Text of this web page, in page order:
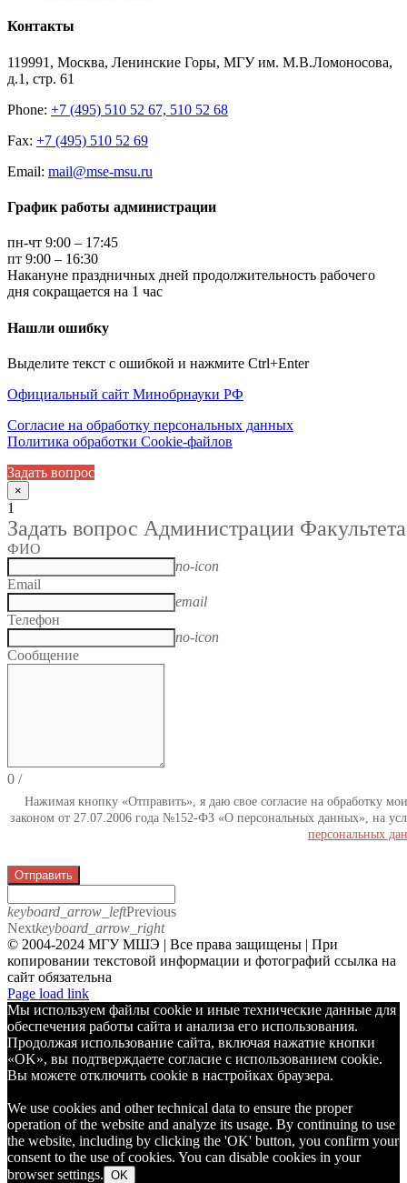
Контакты
119991, Москва, Ленинские Горы, МГУ им. М.В.Ломоносова,
д.1, стр. 61
Phone: +7 (495) 510 52 67, 510 52 68
Fax: +7 (495) 510 52 69
Email: mail@mse-msu.ru
График работы администрации
пн-чт 9:00 – 17:45
пт 9:00 – 16:30
Накануне праздничных дней продолжительность рабочего
дня сокращается на 1 час
Нашли ошибку
Выделите текст с ошибкой и нажмите Ctrl+Enter
Официальный сайт Минобрнауки РФ
Согласие на обработку персональных данных
Политика обработки Cookie-файлов
Задать вопрос
×
1
Задать вопрос Администрации Факультета
ФИО
no-icon
Email
email
Телефон
no-icon
Сообщение
0 /
Нажимая кнопку «Отправить», я даю свое согласие на обработку
законом от 27.07.2006 года №152-ФЗ «О персональных данных», на
персональных
Отправить
keyboard_arrow_leftPrevious
Nextkeyboard_arrow_right
© 2004-2024 МГУ МШЭ | Все права защищены | При
копировании текстовой информации и фотографий ссылка на
сайт обязательна
Telegram
Page load link
Мы используем файлы cookie и иные технические данные для
обеспечения работы сайта и анализа его использования.
Продолжая использование сайта, включая нажатие кнопки
«OK», вы подтверждаете согласие с использованием cookie.
Вы можете отключить cookie в настройках браузера.
We use cookies and other technical data to ensure the proper
operation of the website and analyze its usage. By continuing to use
the website, including by clicking the 'OK' button, you confirm your
consent to the use of cookies. You can disable cookies in your
browser settings. OK